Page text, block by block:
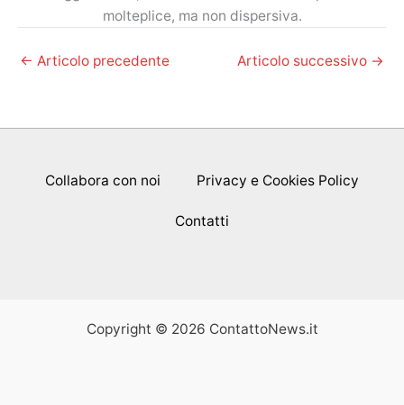
molteplice, ma non dispersiva.
← Articolo precedente Articolo successivo →
Collabora con noi Privacy e Cookies Policy
Contatti
Copyright © 2026 ContattoNews.it